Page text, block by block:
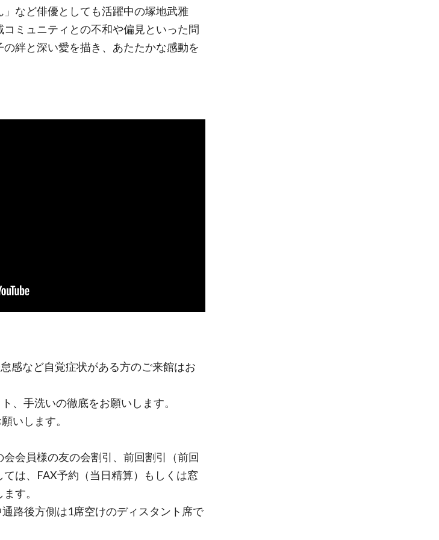
など俳優としても活躍中の塚地武雅
コミュニティとの不和や偏見といった問
絆と深い愛を描き、あたたかな感動を
感など自覚症状がある方のご来館はお
、手洗いの徹底をお願いします。
いします。
会員様の友の会割引、前回割引（前回
は、FAX予約（当日精算）もしくは窓
す。
路後方側は1席空けのディスタント席で